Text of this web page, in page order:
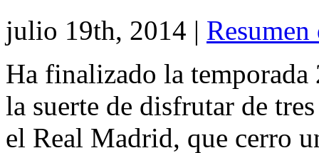
julio 19th, 2014 | Resumen
Ha finalizado la
la suerte de disfrutar de
el Real Madrid, que cerro